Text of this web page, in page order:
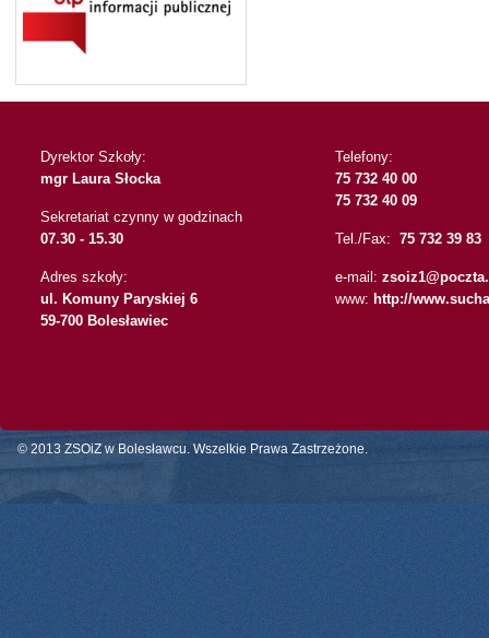
Dyrektor Szkoły:
mgr Laura Słocka
Sekretariat czynny w godzinach
07.30 - 15.30
Adres szkoły:
ul. Komuny Paryskiej 6
59-700 Bolesławiec
Telefony:
75 732 40 00
75 732 40 09
Tel./Fax: 75 732 39 83
e-mail:
www: http://
© 2013 ZSOiZ w Bolesławcu. Wszelkie Prawa Zastrzeżone.